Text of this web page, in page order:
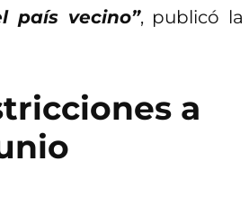
país vecino”, publicó la
a